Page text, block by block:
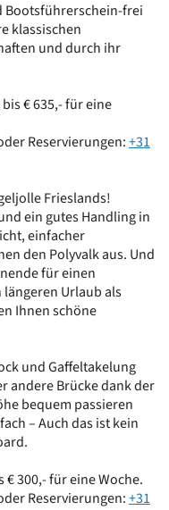
Bootsführerschein-frei
klassischen
und durch ihr
€ 635,- für eine
Reservierungen:+31
Frieslands!
ein gutes Handling in
einfacher
den Polyvalk aus. Und
für einen
Urlaub als
Ihnen schöne
und Gaffeltakelung
andere Brücke dank der
bequem passieren
– Auch das ist kein
€ 300,- für eine Woche.
Reservierungen:+31